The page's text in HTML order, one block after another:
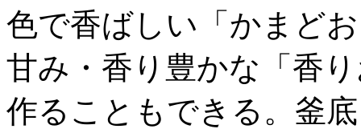
色で香ばしい「かまど
甘み・香り豊かな「香
作ることもできる。釜